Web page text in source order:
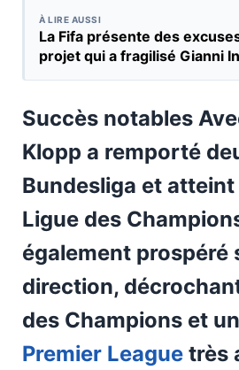
À LIRE AUSSI
La Fifa présente des
projet qui a fragilisé Gianni
Succès notables
Klopp a remporté
Bundesliga et
Ligue des
également prospéré
direction,
des Champions et
Premier League très